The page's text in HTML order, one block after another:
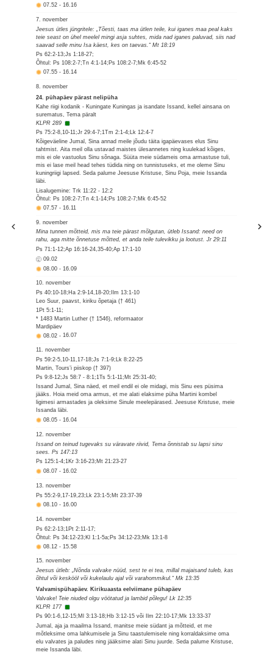
07.52-16.16
7. november
Jeesus ütles jüngritele: „Tõesti, taas ma ütlen teile, kui iganes maa peal kaks
teie seast on ühel meelel mingi asja suhtes, mida nad iganes paluvad, siis nad
saavad selle minu Isa käest, kes on taevas.“ Mt 18:19
Ps 62:2-13;Js 1:18-27;
Õhtul: Ps 108:2-7;Tn 4:1-14;Ps 108:2-7;Mk 6:45-52
07.55- 16.14
8. november
24. pühapäev pärast nelipüha
Kahe riigi kodanik - Kuningate Kuningas ja isandate Issand, kellel ainsana on
surematus, Tema päralt
KLPR 289
Ps 75:2-8,10-11;Jr 29:4-7;1Tm 2:1-4;Lk 12:4-7
Kõigeväeline Jumal, Sina annad meile jõudu täita igapäevases elus Sinu
tahtmist. Aita meil olla ustavad maistes ülesannetes ning kuulekad kõiges,
mis ei ole vastuolus Sinu sõnaga. Süüta meie südameis oma armastuse tuli,
mis ei lase meil head tehes tüdida ning on tunnistuseks, et me oleme Sinu
kuningriigi lapsed. Seda palume Jeesuse Kristuse, Sinu Poja, meie Issanda
läbi.
Lisalugemine: Trk 11:22 - 12:2
Õhtul: Ps 108:2-7;Tn 4:1-14;Ps 108:2-7;Mk 6:45-52
07.57- 16.11
9. november
Mina tunnen mõtteid, mis ma teie pärast mõlgutan, ütleb Issand: need on
rahu, aga mitte õnnetuse mõtted, et anda teile tulevikku ja lootust. Jr 29:11
Ps 71:1-12;Ap 16:16-24,35-40;Ap 17:1-10
09.02
08.00- 16.09
10. november
Ps 40:10-18;Ha 2:9-14,18-20;Ilm 13:1-10
Leo Suur, paavst, kiriku õpetaja († 461)
1Pt 5:1-11;
* 1483 Martin Luther († 1546), reformaator
Mardipäev
08.02-16.07
11. november
Ps 59:2-5,10-11,17-18;Js 7:1-9;Lk 8:22-25
Martin, Tours’i piiskop († 397)
Ps 9:8-12;Js 58:7 - 8:1;1Ts 5:1-11;Mt 25:31-40;
Issand Jumal, Sina näed, et meil endil ei ole midagi, mis Sinu ees püsima
jääks. Hoia meid oma armus, et me alati elaksime püha Martini kombel
ligimesi armastades ja oleksime Sinule meelepärased. Jeesuse Kristuse, meie
Issanda läbi.
08.05-16.04
12. november
Issand on teinud tugevaks su väravate riivid, Tema õnnistab su lapsi sinu
sees. Ps 147:13
Ps 125:1-4;1Kr 3:16-23;Mt 21:23-27
08.07-16.02
13. november
Ps 55:2-9,17-19,23;Lk 23:1-5;Mt 23:37-39
08.10-16.00
14. november
Ps 62:2-13;1Pt 2:11-17;
Õhtul: Ps 34:12-23;Kl 1:1-5a;Ps 34:12-23;Mk 13:1-8
08.12- 15.58
15. november
Jeesus ütleb: „Nõnda valvake nüüd, sest te ei tea, millal majaisand tuleb, kas
õhtul või keskööl või kukelaulu ajal või varahommikul.“ Mk 13:35
Valvamispühapäev. Kirikuaasta eelviimane pühapäev
Valvake! Teie niuded olgu vöötatud ja lambid põlegu! Lk 12:35
KLPR 177
Ps 90:1-6,12-15;Ml 3:13-18;Hb 3:12-15 või Ilm 22:10-17;Mk 13:33-37
Jumal, aja ja maailma Issand, manitse meie südant ja mõtteid, et me
mõtleksime oma lahkumisele ja Sinu taastulemisele ning korraldaksime oma
elu valvates ja paludes ning jääksime alati Sinu juurde. Seda palume Kristuse,
meie Issanda läbi.